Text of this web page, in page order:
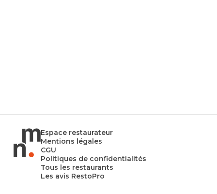
Espace restaurateur
Mentions légales
CGU
Politiques de confidentialités
Tous les restaurants
Les avis RestoPro